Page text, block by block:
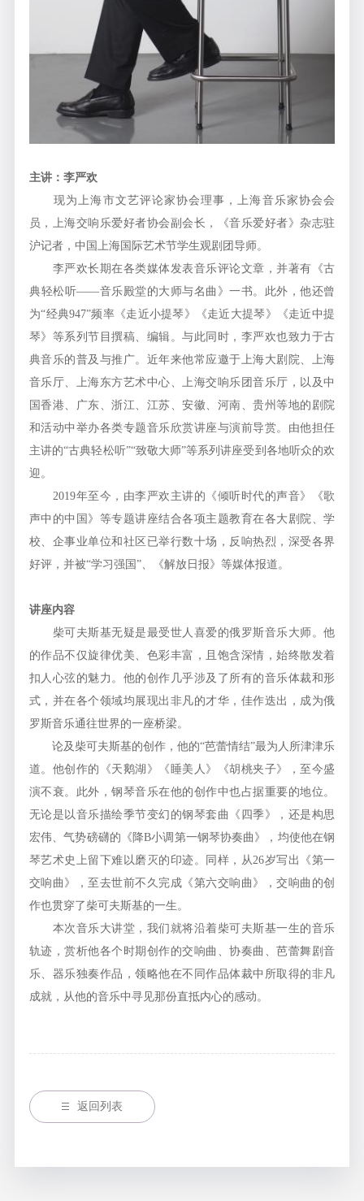
主讲：李严欢
现为上海市文艺评论家协会理事，上海音乐家协会会
员，上海交响乐爱好者协会副会长，《音乐爱好者》杂志驻
沪记者，中国上海国际艺术节学生观剧团导师。
李严欢长期在各类媒体发表音乐评论文章，并著有《古
典轻松听——音乐殿堂的大师与名曲》一书。此外，他还曾
为“经典947”频率《走近小提琴》《走近大提琴》《走近中提
琴》等系列节目撰稿、编辑。与此同时，李严欢也致力于古
典音乐的普及与推广。近年来他常应邀于上海大剧院、上海
音乐厅、上海东方艺术中心、上海交响乐团音乐厅，以及中
国香港、广东、浙江、江苏、安徽、河南、贵州等地的剧院
和活动中举办各类专题音乐欣赏讲座与演前导赏。由他担任
主讲的“古典轻松听”“致敬大师”等系列讲座受到各地听众的欢
迎。
2019年至今，由李严欢主讲的《倾听时代的声音》《歌
声中的中国》等专题讲座结合各项主题教育在各大剧院、学
校、企事业单位和社区已举行数十场，反响热烈，深受各界
好评，并被“学习强国”、《解放日报》等媒体报道。
讲座内容
柴可夫斯基无疑是最受世人喜爱的俄罗斯音乐大师。他
的作品不仅旋律优美、色彩丰富，且饱含深情，始终散发着
扣人心弦的魅力。他的创作几乎涉及了所有的音乐体裁和形
式，并在各个领域均展现出非凡的才华，佳作迭出，成为俄
罗斯音乐通往世界的一座桥梁。
论及柴可夫斯基的创作，他的“芭蕾情结”最为人所津津乐
道。他创作的《天鹅湖》《睡美人》《胡桃夹子》，至今盛
演不衰。此外，钢琴音乐在他的创作中也占据重要的地位。
无论是以音乐描绘季节变幻的钢琴套曲《四季》，还是构思
宏伟、气势磅礴的《降B小调第一钢琴协奏曲》，均使他在钢
琴艺术史上留下难以磨灭的印迹。同样，从26岁写出《第一
交响曲》，至去世前不久完成《第六交响曲》，交响曲的创
作也贯穿了柴可夫斯基的一生。
本次音乐大讲堂，我们就将沿着柴可夫斯基一生的音乐
轨迹，赏析他各个时期创作的交响曲、协奏曲、芭蕾舞剧音
乐、器乐独奏作品，领略他在不同作品体裁中所取得的非凡
成就，从他的音乐中寻见那份直抵内心的感动。
返回列表